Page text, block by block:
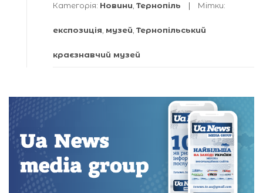
Категорія: Новини Тернопіль Мітки:
експозиція музей Тернопільський
краєзнавчий музей